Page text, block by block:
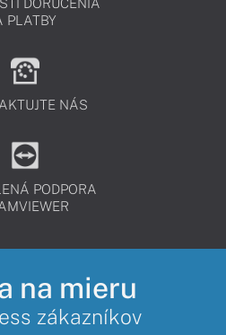
DORUČENIA
PLATBY
NÁS
PODPORA
na mieru
zákazníkov